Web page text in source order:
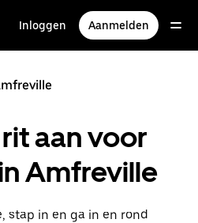
Inloggen Aanmelden
aan voor
Amfreville
stap in en ga in en rond